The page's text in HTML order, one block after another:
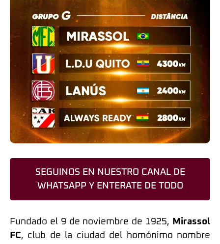
SEGUINOS EN NUESTRO CANAL DE
WHATSAPP Y ENTERATE DE TODO
Fundado el 9 de noviembre de 1925, Mirassol
FC, club de la ciudad del homónimo nombre